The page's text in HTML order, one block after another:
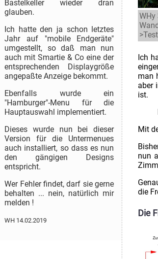
Bastelkeller wieder dran
glauben.
Ich hatte den ja schon letztes
Jahr auf "mobile Endgeräte"
umgestellt, so daß man nun
auch mit Smartie & Co eine der
entsprechenden Displaygröße
angepaßte Anzeige bekommt.
Ebenfalls wurde ein
"Hamburger"-Menu für die
Hauptauswahl implementiert.
Dieses wurde nun bei dieser
Version für die Untermenues
auch installiert, so dass es nun
den gängigen Designs
entspricht.
Wer Fehler findet, darf sie gerne
behalten ... nein, natürlich mir
melden !
WH 14.02.2019
WHy
Ich
man
aber
ist.
Mit
nun
die
Die